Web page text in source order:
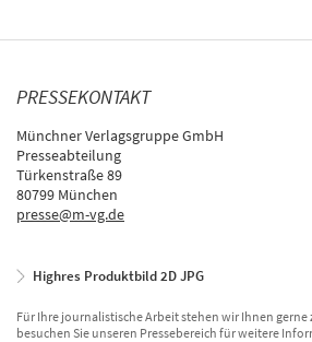
PRESSEKONTAKT
Münchner Verlagsgruppe GmbH
Presseabteilung
Türkenstraße 89
80799 München
presse@m-vg.de
Highres Produktbild 2D JPG
Für Ihre journalistische Arbeit stehen wir Ihnen gerne
besuchen Sie unseren Pressebereich für weitere